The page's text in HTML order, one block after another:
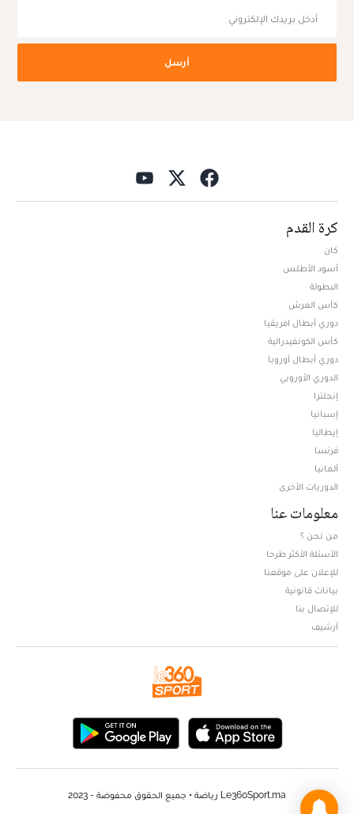
أرسل
كرة القدم
كان
أسود الأطلس
البطولة
كأس العرش
دوري أبطال افريقيا
كأس الكونفيدرالية
دوري أبطال أوروبا
الدوري الأوروبي
إنجلترا
إسبانيا
إيطاليا
فرنسا
ألمانيا
الدوريات الأخرى
معلومات عنا
من نحن ؟
الأسئلة الأكثر طرحا
للإعلان على موقعنا
بيانات قانونية
للإتصال بنا
أرشيف
Le360Sport.ma رياضة • جميع الحقوق محفوضة - 2023